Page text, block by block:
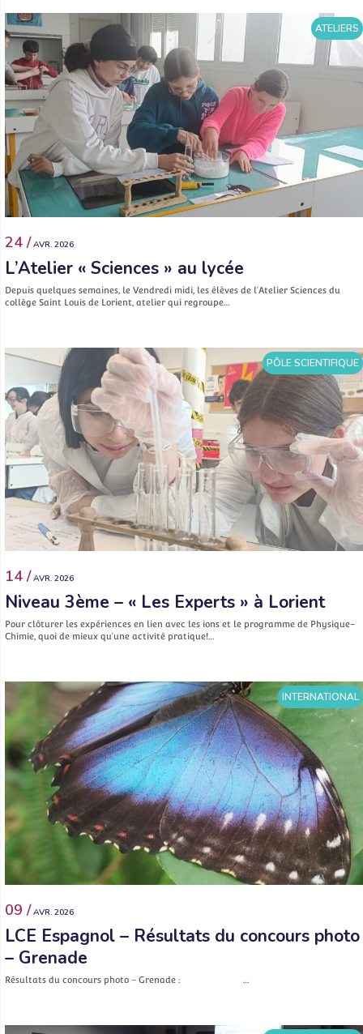
ATELIERS
24 / AVR. 2026
L’Atelier « Sciences » au lycée
Depuis quelques semaines, le Vendredi midi, les élèves de l’Atelier Sciences du
collège Saint Louis de Lorient, atelier qui regroupe…
PÔLE SCIENTIFIQUE
14 / AVR. 2026
Niveau 3ème – « Les Experts » à Lorient
Pour clôturer les expériences en lien avec les ions et le programme de Physique-
Chimie, quoi de mieux qu’une activité pratique!…
INTERNATIONAL
09 / AVR. 2026
LCE Espagnol – Résultats du concours photo
– Grenade
Résultats du concours photo – Grenade : …